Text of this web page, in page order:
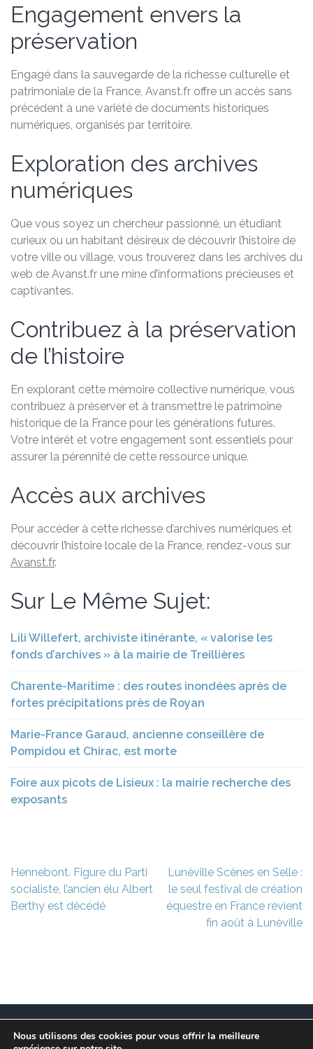
Engagement envers la
préservation
Engagé dans la sauvegarde de la richesse culturelle et
patrimoniale de la France, Avanst.fr offre un accès sans
précédent à une variété de documents historiques
numériques, organisés par territoire.
Exploration des archives
numériques
Que vous soyez un chercheur passionné, un étudiant
curieux ou un habitant désireux de découvrir l’histoire de
votre ville ou village, vous trouverez dans les archives du
web de Avanst.fr une mine d’informations précieuses et
captivantes.
Contribuez à la préservation
de l’histoire
En explorant cette mémoire collective numérique, vous
contribuez à préserver et à transmettre le patrimoine
historique de la France pour les générations futures.
Votre intérêt et votre engagement sont essentiels pour
assurer la pérennité de cette ressource unique.
Accès aux archives
Pour accéder à cette richesse d’archives numériques et
découvrir l’histoire locale de la France, rendez-vous sur
Avanst.fr.
Sur Le Même Sujet:
Lili Willefert, archiviste itinérante, « valorise les
fonds d’archives » à la mairie de Treillières
Charente-Maritime : des routes inondées après de
fortes précipitations près de Royan
Marie-France Garaud, ancienne conseillère de
Pompidou et Chirac, est morte
Foire aux picots de Lisieux : la mairie recherche des
exposants
Navigation
de
l’article
Hennebont. Figure du Parti
socialiste, l’ancien élu Albert
Berthy est décédé
Lunéville Scènes en Selle :
le seul festival de création
équestre en France revient
fin août à Lunéville
Ce site est à l’initiative de l’association des Maires
Nous utilisons des cookies pour vous offrir la meilleure